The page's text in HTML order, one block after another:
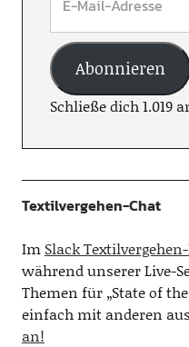
Abonnieren
Schließe dich 1.019
Textilvergehen-Chat
Im Slack
während unserer Live-
Themen für „State of
einfach mit anderen
an!